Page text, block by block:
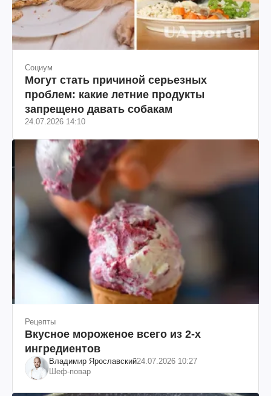
Социум
Могут стать причиной серьезных
проблем: какие летние продукты
запрещено давать собакам
24.07.2026 14:10
Рецепты
Вкусное мороженое всего из 2-х
ингредиентов
Владимир Ярославский24.07.2026 10:27
Шеф-повар